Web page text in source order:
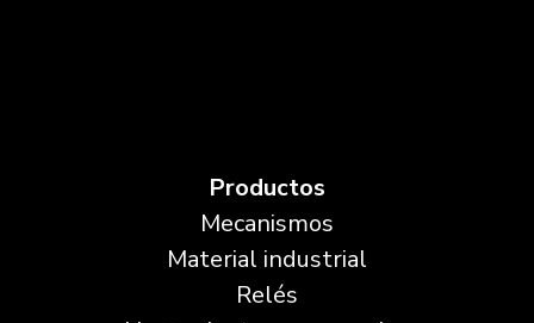
Productos
Mecanismos
Material industrial
Relés